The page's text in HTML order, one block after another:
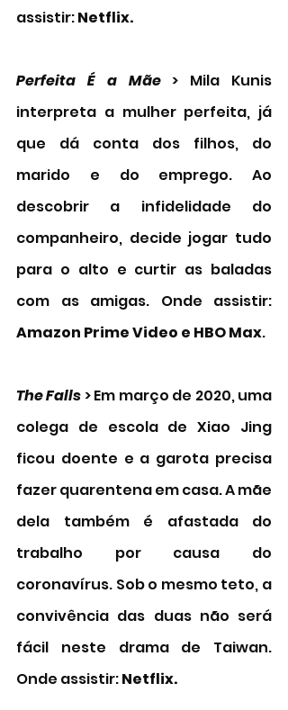
assistir: Netflix.
Perfeita É a Mãe > Mila Kunis
interpreta a mulher perfeita, já
que dá conta dos filhos, do
marido e do emprego. Ao
descobrir a infidelidade do
companheiro, decide jogar tudo
para o alto e curtir as baladas
Amazon Prime Video e HBO Max.
The Falls > Em março de 2020, uma
colega de escola de Xiao Jing
ficou doente e a garota precisa
fazer quarentena em casa. A mãe
dela também é afastada do
trabalho por causa do
coronavírus. Sob o mesmo teto, a
convivência das duas não será
fácil neste drama de Taiwan.
Onde assistir: Netflix.